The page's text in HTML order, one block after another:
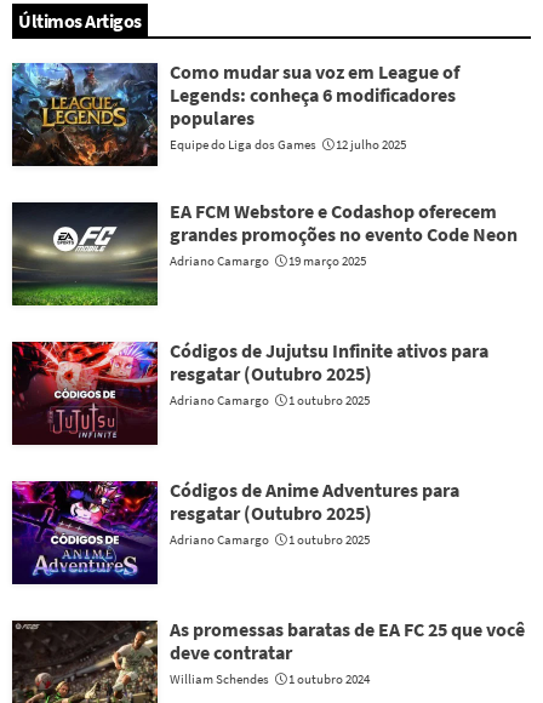
Últimos Artigos
Como mudar sua voz em League of
Legends: conheça 6 modificadores
populares
Equipe do Liga dos Games 12 julho 2025
EA FCM Webstore e Codashop oferecem
grandes promoções no evento Code Neon
Adriano Camargo 19 março 2025
Códigos de Jujutsu Infinite ativos para
resgatar (Outubro 2025)
Adriano Camargo 1 outubro 2025
Códigos de Anime Adventures para
resgatar (Outubro 2025)
Adriano Camargo 1 outubro 2025
As promessas baratas de EA FC 25 que você
deve contratar
William Schendes 1 outubro 2024